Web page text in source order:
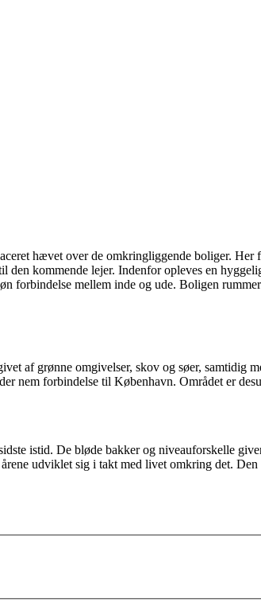
hævet over de omkringliggende boliger.
kommende lejer. Indenfor opleves en
forbindelse mellem inde og ude. Boligen
af grønne omgivelser, skov og søer, samtidig
nem forbindelse til København. Området er
istid. De bløde bakker og niveauforskelle
udviklet sig i takt med livet omkring det.